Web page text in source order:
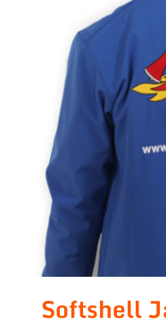
Softshell